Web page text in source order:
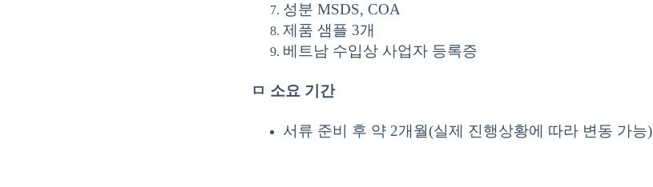
성분 MSDS, COA
제품 샘플 3개
베트남 수입상 사업자 등록증
ㅁ 소요 기간
서류 준비 후 약 2개월(실제 진행상황에 따라 변동 가능)